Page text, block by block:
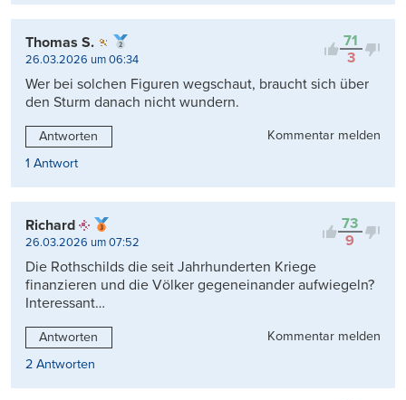
71
3
Thomas S.
26.03.2026 um 06:34
Wer bei solchen Figuren wegschaut, braucht sich über
den Sturm danach nicht wundern.
Antworten
Kommentar melden
1 Antwort
73
9
Richard
26.03.2026 um 07:52
Die Rothschilds die seit Jahrhunderten Kriege
finanzieren und die Völker gegeneinander aufwiegeln?
Interessant…
Antworten
Kommentar melden
2 Antworten